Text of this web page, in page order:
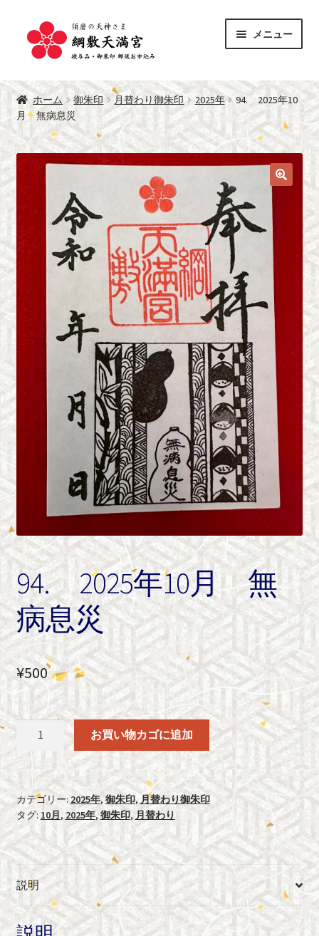
ー
シ
ョ
ン
へ
ス
ン
ツ
へ
ス
キ
ッ
メニュー
授与品
ブ
ニ
ュ
ー
を
御朱印
ブ
メ
ニ
ュ
綱敷天満宮 公式サイト
ホーム 御朱印 月替わり御朱印 2025年
94. 2025年10
月 無病息災
94. 2025年10月 無
病息災
¥500
94.
2025
年
10
月
無
病
息
災
個
お買い物カゴに追加
カテゴリー: 2025年,御朱印, 月替わり御朱印
タグ: 10月, 2025年,御朱印, 月替わり
説明